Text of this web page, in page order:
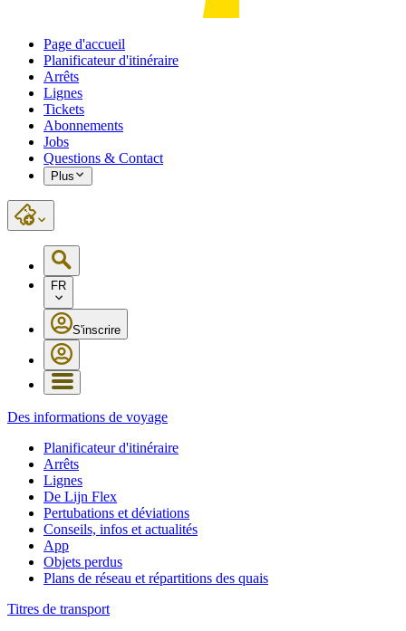
Page d'accueil
Planificateur d'itinéraire
Arrêts
Lignes
Tickets
Abonnements
Jobs
Questions & Contact
Plus
FR
S'inscrire
Des informations de voyage
Planificateur d'itinéraire
Arrêts
Lignes
De Lijn Flex
Pertubations et déviations
Conseils, infos et actualités
App
Objets perdus
Plans de réseau et répartitions des quais
Titres de transport